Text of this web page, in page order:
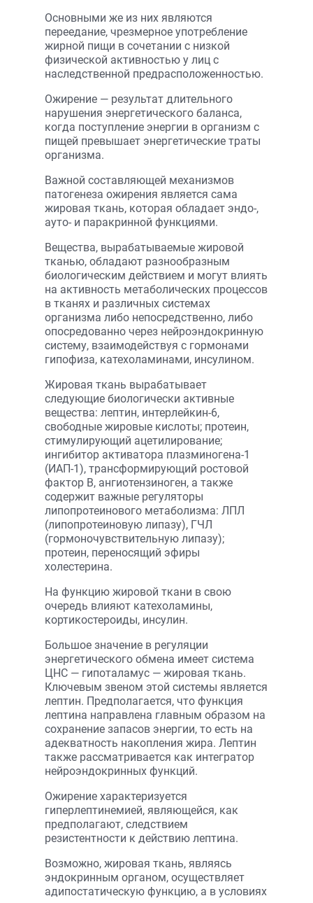
Основными же из них являются
переедание, чрезмерное употребление
жирной пищи в сочетании с низкой
физической активностью у лиц с
наследственной предрасположенностью.
Ожирение — результат длительного
нарушения энергетического баланса,
когда поступление энергии в организм с
пищей превышает энергетические траты
организма.
Важной составляющей механизмов
патогенеза ожирения является сама
жировая ткань, которая обладает эндо-,
ауто- и паракринной функциями.
Вещества, вырабатываемые жировой
тканью, обладают разнообразным
биологическим действием и могут влиять
на активность метаболических процессов
в тканях и различных системах
организма либо непосредственно, либо
опосредованно через нейроэндокринную
систему, взаимодействуя с гормонами
гипофиза, катехоламинами, инсулином.
Жировая ткань вырабатывает
следующие биологически активные
вещества: лептин, интерлейкин-6,
свободные жировые кислоты; протеин,
стимулирующий ацетилирование;
ингибитор активатора плазминогена-1
(ИАП-1), трансформирующий ростовой
фактор В, ангиотензиноген, а также
содержит важные регуляторы
липопротеинового метаболизма: ЛПЛ
(липопротеиновую липазу), ГЧЛ
(гормоночувствительную липазу);
протеин, переносящий эфиры
холестерина.
На функцию жировой ткани в свою
очередь влияют катехоламины,
кортикостероиды, инсулин.
Большое значение в регуляции
энергетического обмена имеет система
ЦНС — гипоталамус — жировая ткань.
Ключевым звеном этой системы является
лептин. Предполагается, что функция
лептина направлена главным образом на
сохранение запасов энергии, то есть на
адекватность накопления жира. Лептин
также рассматривается как интегратор
нейроэндокринных функций.
Ожирение характеризуется
гиперлептинемией, являющейся, как
предполагают, следствием
резистентности к действию лептина.
Возможно, жировая ткань, являясь
эндокринным органом, осуществляет
адипостатическую функцию, а в условиях